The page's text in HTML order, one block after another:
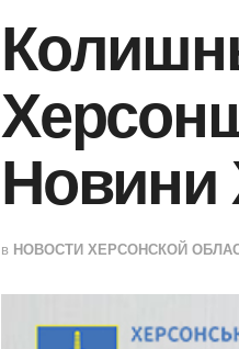
Новини
в НОВОСТИ ХЕРСОНСКОЙ